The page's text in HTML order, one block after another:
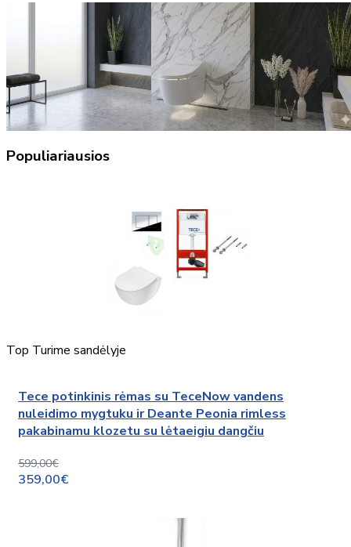
Populiariausios
Top Turime sandėlyje
Tece potinkinis rėmas su TeceNow vandens
nuleidimo mygtuku ir Deante Peonia rimless
pakabinamu klozetu su lėtaeigiu dangčiu
599,00€
359,00€